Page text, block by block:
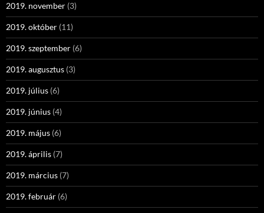
2019. november (3)
2019. október (11)
2019. szeptember (6)
2019. augusztus (3)
2019. július (6)
2019. június (4)
2019. május (6)
2019. április (7)
2019. március (7)
2019. február (6)